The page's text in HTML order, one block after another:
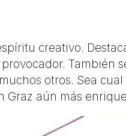
creativo.
También
otros. Sea cual
Graz aún más